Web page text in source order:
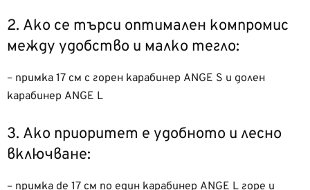
2. Ако се търси оптимален компромис
между удобство и малко тегло:
– примка 17 см с горен карабинер ANGE S и долен
карабинер ANGE L
3. Ако приоритет е удобното и лесно
включване:
– примка de 17 см по един карабинер ANGE L горе и